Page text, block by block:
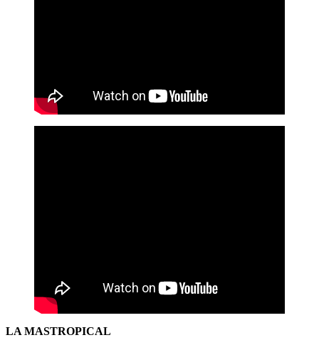
LA MASTROPICAL